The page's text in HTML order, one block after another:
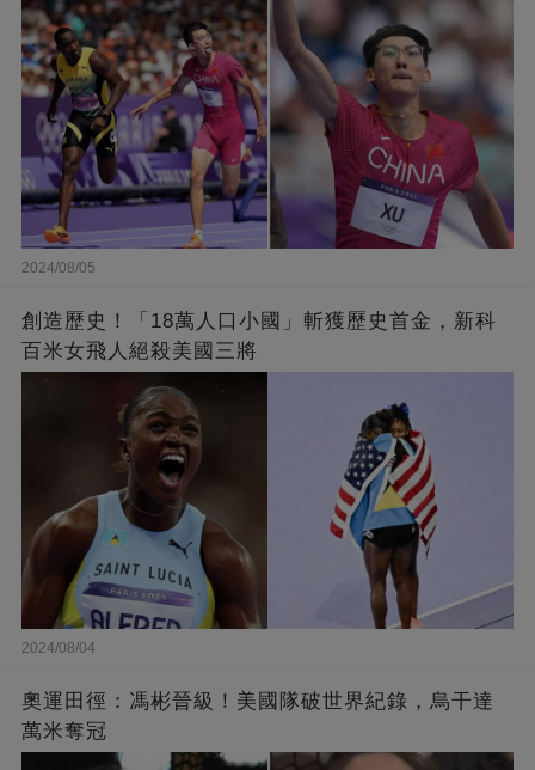
2024/08/05
創造歷史！「18萬人口小國」斬獲歷史首金，新科
百米女飛人絕殺美國三將
2024/08/04
奧運田徑：馮彬晉級！美國隊破世界紀錄，烏干達
萬米奪冠